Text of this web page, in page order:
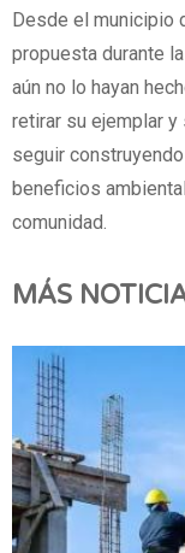
Desde el municipio
propuesta durante
aún no lo hayan
retirar su ejemplar
seguir
beneficios
comunidad.
MÁS